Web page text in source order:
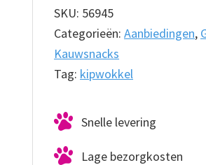
32-
35
cm
20
aantal
SKU: 56945
Categorieën: Aanbiedingen,
Kauwsnacks
Tag: kipwokkel
Snelle levering
Lage bezorgkosten